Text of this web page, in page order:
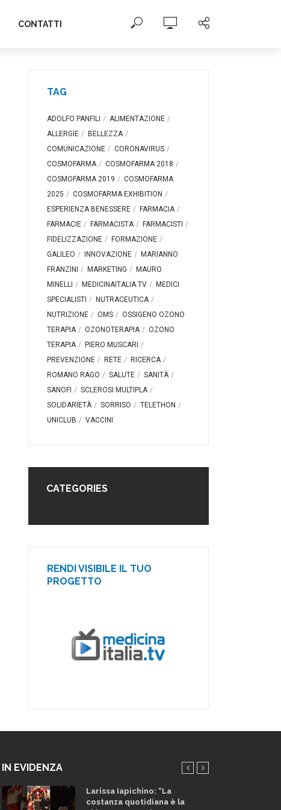
CONTATTI
TAG
ADOLFO PANFILI
ALIMENTAZIONE
ALLERGIE
BELLEZZA
COMUNICAZIONE
CORONAVIRUS
COSMOFARMA
COSMOFARMA 2018
COSMOFARMA 2019
COSMOFARMA
2025
COSMOFARMA EXHIBITION
ESPERIENZA BENESSERE
FARMACIA
FARMACIE
FARMACISTA
FARMACISTI
FIDELIZZAZIONE
FORMAZIONE
GALILEO
INNOVAZIONE
MARIANNO
FRANZINI
MARKETING
MAURO
MINELLI
MEDICINAITALIA.TV
MEDICI
SPECIALISTI
NUTRACEUTICA
NUTRIZIONE
OMS
OSSIGENO OZONO
TERAPIA
OZONOTERAPIA
OZONO
TERAPIA
PIERO MUSCARI
PREVENZIONE
RETE
RICERCA
ROMANO RAGO
SALUTE
SANITÀ
SANOFI
SCLEROSI MULTIPLA
SOLIDARIETÀ
SORRISO
TELETHON
UNICLUB
VACCINI
CATEGORIES
RENDI VISIBILE IL TUO
PROGETTO
IN EVIDENZA
Larissa Iapichino: “La
costanza quotidiana è la